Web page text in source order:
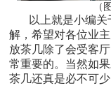
（
以上就是小编
解，希望对各位业
放茶几除了会受客
常重要的。当然如
茶几还真是必不可少